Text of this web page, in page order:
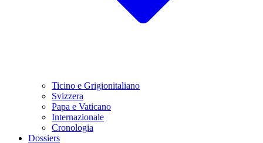
Ticino e Grigionitaliano
Svizzera
Papa e Vaticano
Internazionale
Cronologia
Dossiers